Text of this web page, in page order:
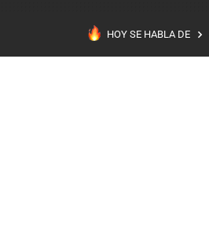
HOY SE HABLA DE